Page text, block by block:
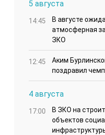
5 августа
14:45
В августе
атмосферная
ЗКО
12:45
Аким
поздравил
4 августа
17:00
В ЗКО на
объектов